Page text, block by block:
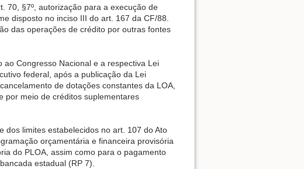
70, §7º, autorização para a execução de
disposto no inciso III do art. 167 da CF/88.
das operações de crédito por outras fontes
Congresso Nacional e a respectiva Lei
federal, após a publicação da Lei
de dotações constantes da LOA,
por meio de créditos suplementares
dos limites estabelecidos no art. 107 do Ato
orçamentária e financeira provisória
do PLOA, assim como para o pagamento
estadual (RP 7).